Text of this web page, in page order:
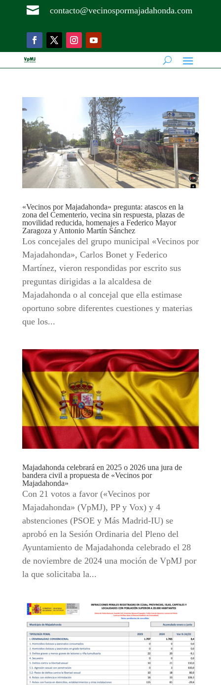
 contacto@vecinospormajadahonda.com
«Vecinos por Majadahonda» pregunta: atascos en la
zona del Cementerio, vecina sin respuesta, plazas de
movilidad reducida, homenajes a Federico Mayor
Zaragoza y Antonio Martín Sánchez
Los concejales del grupo municipal «Vecinos por
Majadahonda», Carlos Bonet y Federico
Martínez, vieron respondidas por escrito sus
preguntas dirigidas a la alcaldesa de
Majadahonda o al concejal que ella estimase
oportuno sobre diferentes cuestiones y materias
que los...
Majadahonda celebrará en 2025 o 2026 una jura de
bandera civil a propuesta de «Vecinos por
Majadahonda»
Con 21 votos a favor («Vecinos por
Majadahonda» (VpMJ), PP y Vox) y 4
abstenciones (PSOE y Más Madrid-IU) se
aprobó en la Sesión Ordinaria del Pleno del
Ayuntamiento de Majadahonda celebrado el 28
de noviembre de 2024 una moción de VpMJ por
la que solicitaba la...